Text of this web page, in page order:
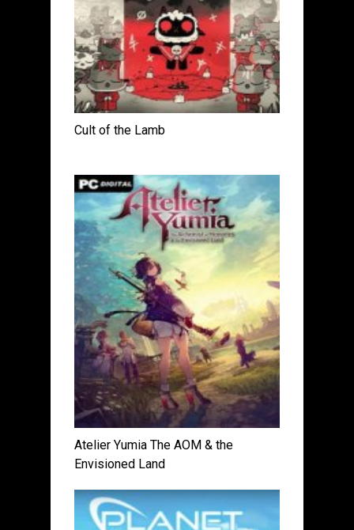
Cult of the Lamb
Atelier Yumia The AOM & the
Envisioned Land